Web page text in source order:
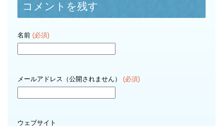
コメントを残す
名前 (必須)
メールアドレス（公開されません） (必須)
ウェブサイト